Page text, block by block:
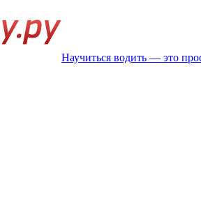
Научиться водить — это